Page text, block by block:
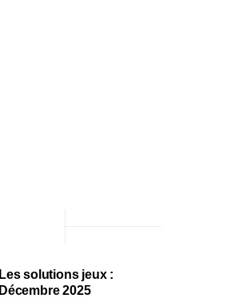
Les solutions jeux :
Décembre 2025